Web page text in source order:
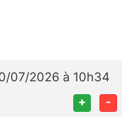
07/2026 à 10h34
+ -